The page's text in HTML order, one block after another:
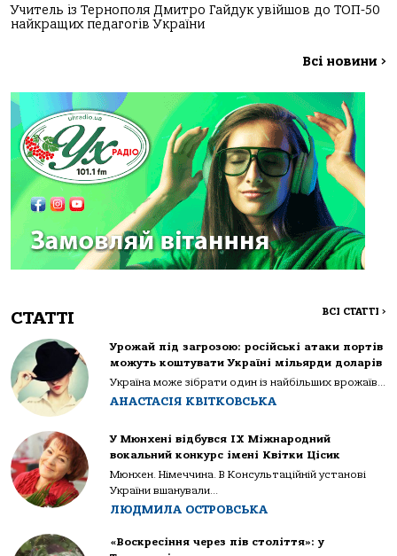
Учитель із Тернополя Дмитро Гайдук увійшов до ТОП-50
найкращих педагогів України
Всі новини >
СТАТТІ ВСІ СТАТТІ >
Урожай під загрозою: російські атаки портів
можуть коштувати Україні мільярди доларів
Україна може зібрати один із найбільших врожаїв...
АНАСТАСІЯ КВІТКОВСЬКА
У Мюнхені відбувся IX Міжнародний
вокальний конкурс імені Квітки Цісик
Мюнхен. Німеччина. В Консультаційній установі
України вшанували...
ЛЮДМИЛА ОСТРОВСЬКА
«Воскресіння через пів століття»: у